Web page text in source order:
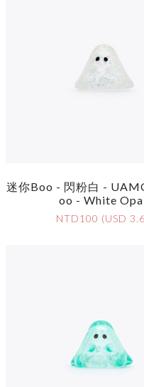
迷你Boo - 閃粉白 -
Oo - White
NTD100 (USD